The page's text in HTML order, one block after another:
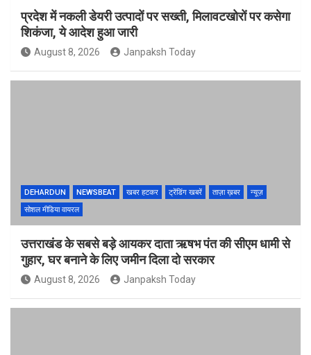
प्रदेश में नकली डेयरी उत्पादों पर सख्ती, मिलावटखोरों पर कसेगा
शिकंजा, ये आदेश हुआ जारी
August 8, 2026 Janpaksh Today
DEHARDUN NEWSBEAT खबर हटकर ट्रेंडिंग खबरें ताज़ा ख़बर
न्यूज़
सोशल मीडिया वायरल
उत्तराखंड के सबसे बड़े आयकर दाता ऋषभ पंत की सीएम धामी से
गुहार, घर बनाने के लिए जमीन दिला दो सरकार
August 8, 2026 Janpaksh Today